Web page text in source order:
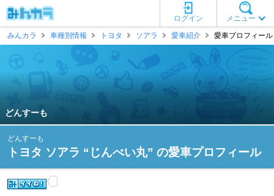
メニュー
ログイン
みんカラ
車種別情報 トヨタ ソアラ 愛車紹介 愛車プロフィー
どんすーも
どんすーも
トヨタ ソアラ “じんべい丸” の愛車プロフィール